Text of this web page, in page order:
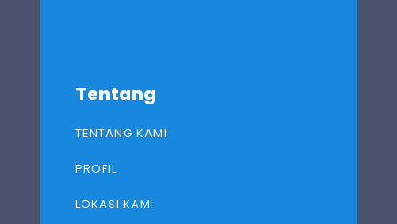
Tentang
TENTANG KAMI
PROFIL
LOKASI KAMI